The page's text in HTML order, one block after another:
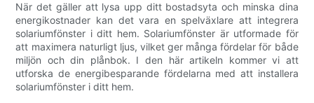
När det gäller att lysa upp ditt bostadsyta och minska dina
energikostnader kan det vara en spelväxlare att integrera
solariumfönster i ditt hem. Solariumfönster är utformade för
att maximera naturligt ljus, vilket ger många fördelar för både
miljön och din plånbok. I den här artikeln kommer vi att
utforska de energibesparande fördelarna med att installera
solariumfönster i ditt hem.